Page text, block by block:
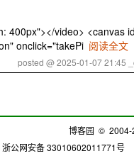
400px"></video> <canvas
onclick="takePi 阅读全文
posted @ 2025-01-07 21:45
博客园 © 2004-
浙公网安备 33010602011771号